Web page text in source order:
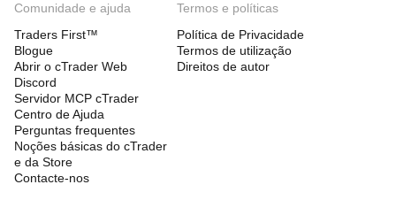
Comunidade e ajuda
Traders First™
Blogue
Abrir o cTrader Web
Discord
Servidor MCP cTrader
Centro de Ajuda
Perguntas frequentes
Noções básicas do cTrader
e da Store
Contacte-nos
Termos e políticas
Política de Privacidade
Termos de utilização
Direitos de autor